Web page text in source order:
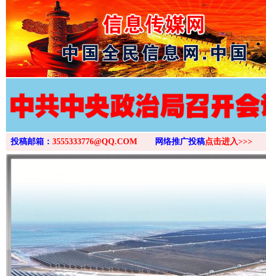
>
投稿邮箱： 3555333776@QQ.COM 网络推广投稿点击进入>>>